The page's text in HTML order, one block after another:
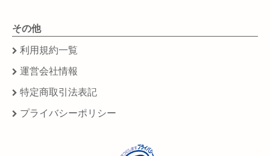
その他
利用規約一覧
運営会社情報
特定商取引法表記
プライバシーポリシー